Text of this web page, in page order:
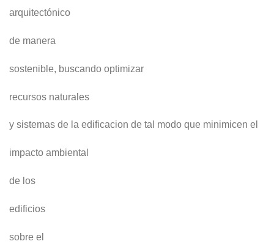
arquitectónico
de manera
sostenible, buscando optimizar
recursos naturales
y sistemas de la edificacion de tal modo que minimicen el
impacto ambiental
de los
edificios
sobre el